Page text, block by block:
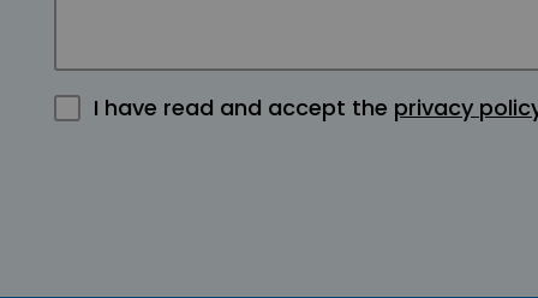
I have read and accept the privacy